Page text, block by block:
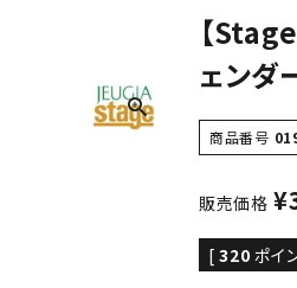
【
ェン
商品番号
販売価格 ¥
[ 320 ポイ